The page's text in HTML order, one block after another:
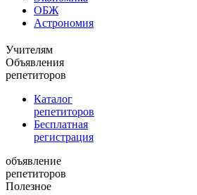
ОБЖ
Астрономия
Учителям
Объявления
репетиторов
Каталог
репетиторов
Бесплатная
регистрация
объявление
репетиторов
Полезное